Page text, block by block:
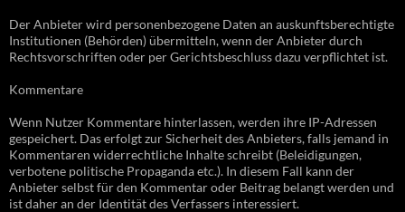
Der Anbieter wird personenbezogene Daten an auskunftsberechtigte
Institutionen (Behörden) übermitteln, wenn der Anbieter durch
Rechtsvorschriften oder per Gerichtsbeschluss dazu verpflichtet ist.
Kommentare
Wenn Nutzer Kommentare hinterlassen, werden ihre IP-Adressen
gespeichert. Das erfolgt zur Sicherheit des Anbieters, falls jemand in
Kommentaren widerrechtliche Inhalte schreibt (Beleidigungen,
verbotene politische Propaganda etc.). In diesem Fall kann der
Anbieter selbst für den Kommentar oder Beitrag belangt werden und
ist daher an der Identität des Verfassers interessiert.